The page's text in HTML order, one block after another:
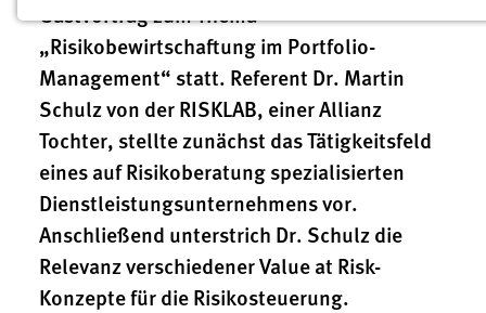
Gastvortrag zum Thema
„Risikobewirtschaftung im Portfolio-
Management“ statt. Referent Dr. Martin
Schulz von der RISKLAB, einer Allianz
Tochter, stellte zunächst das Tätigkeitsfeld
eines auf Risikoberatung spezialisierten
Dienstleistungsunternehmens vor.
Anschließend unterstrich Dr. Schulz die
Relevanz verschiedener Value at Risk-
Konzepte für die Risikosteuerung.
Notwendige Cookies ermöglichen grundlegende
Funktionen und sind für die einwandfreie Funktion der
Website erforderlich.
Einverständnis
Name:
cookie_consent
Zweck:
Dieser Cookie speichert die ausgewählten Einverständnis-
Optionen des Benutzers